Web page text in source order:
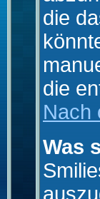
die
die
Nach
Was